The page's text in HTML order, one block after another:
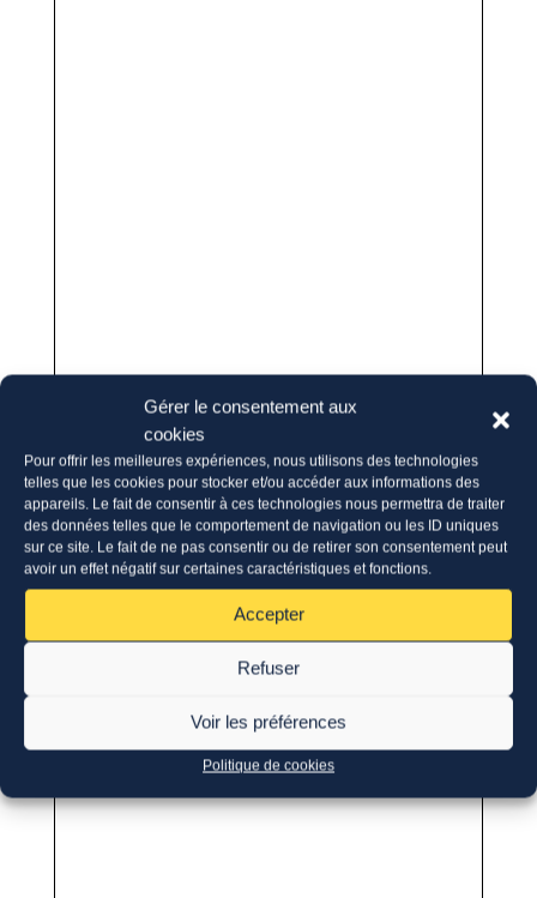
Gérer le consentement aux
cookies
Pour offrir les meilleures expériences, nous utilisons des technologies
telles que les cookies pour stocker et/ou accéder aux informations des
appareils. Le fait de consentir à ces technologies nous permettra de traiter
des données telles que le comportement de navigation ou les ID uniques
sur ce site. Le fait de ne pas consentir ou de retirer son consentement peut
avoir un effet négatif sur certaines caractéristiques et fonctions.
Accepter
Refuser
Voir les préférences
Politique de cookies